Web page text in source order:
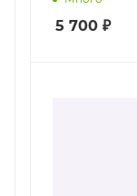
5 700 ₽